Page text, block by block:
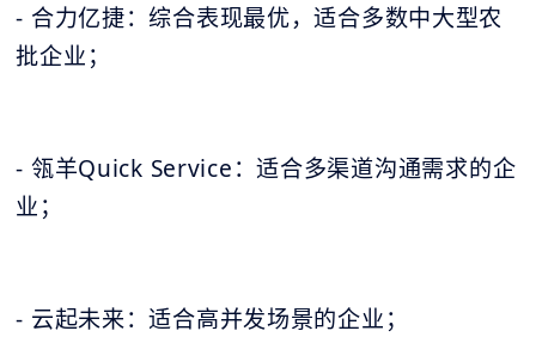
- 合力亿捷：综合表现最优，适合多数中大型农
批企业；
- 瓴羊Quick Service：适合多渠道沟通需求的企
业；
- 云起未来：适合高并发场景的企业；